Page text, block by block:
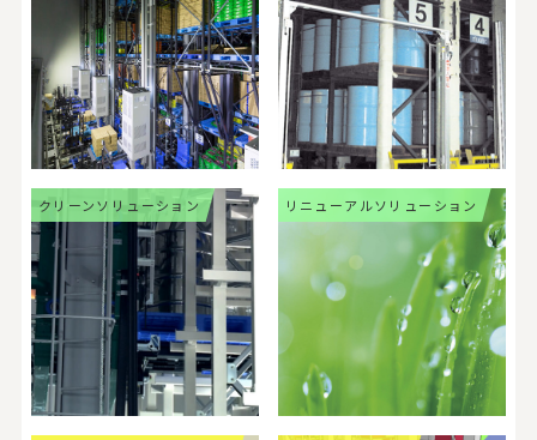
クリーンソリューション リニューアルソリューション